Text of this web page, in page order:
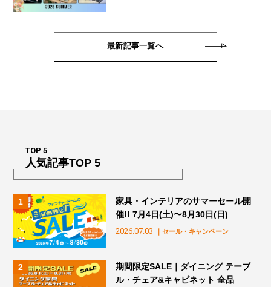
最新記事一覧へ
TOP 5
人気記事TOP 5
2026.07.03 ｜セール・キャンペーン
家具・インテリアのサマーセール開
催!! 7月4日(土)〜8月30日(日)
期間限定SALE｜ダイニング テーブ
ル・チェア&キャビネット 全品